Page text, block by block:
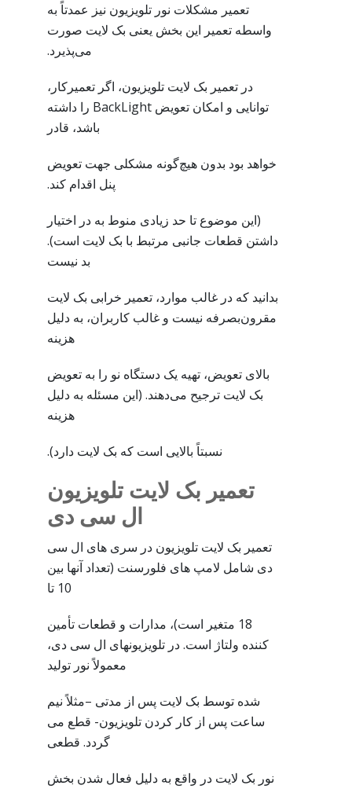
تعمیر مشکلات نور تلویزیون نیز عمدتاً به
واسطه تعمیر این بخش یعنی بک لایت صورت
می‌پذیرد.
در تعمیر بک لایت تلویزیون، اگر تعمیرکار،
توانایی و امکان تعویض BackLight را داشته
باشد، قادر
خواهد بود بدون هیچ‌گونه مشکلی جهت تعویض
پنل اقدام کند.
(این موضوع تا حد زیادی منوط به در اختیار
داشتن قطعات جانبی مرتبط با بک لایت است).
بد نیست
بدانید که در غالب موارد، تعمیر خرابی بک لایت
مقرون‌بصرفه نیست و غالب کاربران، به دلیل
هزینه
بالای تعویض، تهیه یک دستگاه نو را به تعویض
بک لایت ترجیح می‌دهند. (این مسئله به دلیل
هزینه
نسبتاً بالایی است که بک لایت دارد).
تعمیر بک لایت تلویزیون
ال سی دی
تعمیر بک لایت تلویزیون در سری های ال سی
دی شامل لامپ های فلورسنت (تعداد آنها بین
10 تا
18 متغیر است)، مدارات و قطعات تأمین
کننده ولتاژ است. در تلویزیونهای ال سی دی،
معمولاً نور تولید
شده توسط بک لایت پس از مدتی –مثلاً نیم
ساعت پس از کار کردن تلویزیون- قطع می
گردد. قطعی
نور بک لایت در واقع به دلیل فعال شدن بخش